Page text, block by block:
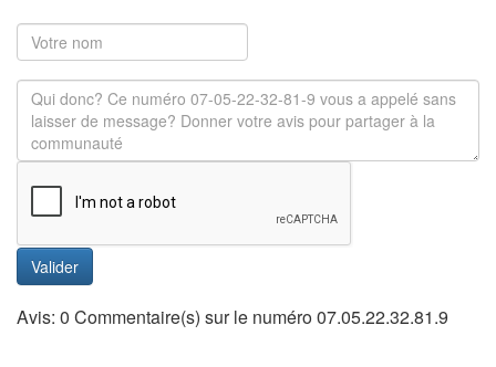
Valider
Avis: 0 Commentaire(s) sur le numéro 07.05.22.32.81.9